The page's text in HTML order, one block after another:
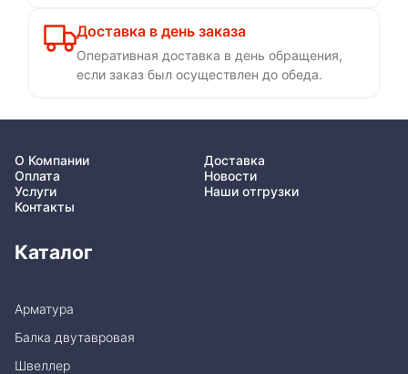
Доставка в день заказа
Оперативная доставка в день обращения,
если заказ был осуществлен до обеда.
О Компании
Доставка
Оплата
Новости
Услуги
Наши отгрузки
Контакты
Каталог
Арматура
Балка двутавровая
Швеллер